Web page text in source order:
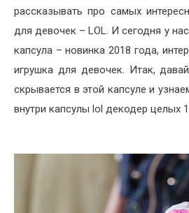
рассказывать про самых
для девочек – LOL. И сегодня у
капсула – новинка 2018 года,
игрушка для девочек. Итак,
скрывается в этой капсуле и
внутри капсулы lol декодер целых